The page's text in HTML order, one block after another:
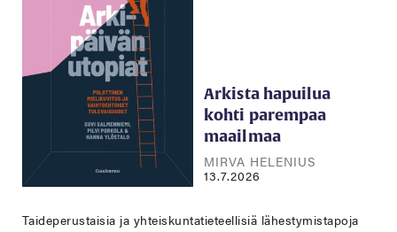
Arkista hapuilua
kohti parempaa
maailmaa
MIRVA HELENIUS
13.7.2026
Taideperustaisia ja yhteiskuntatieteellisiä lähestymistapoja